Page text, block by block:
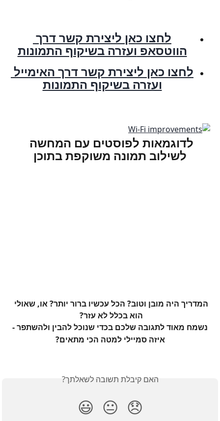
לחצו כאן ליצירת קשר דרך
הווטסאפ ועזרה בשיקוף התמונות
לחצו כאן ליצירת קשר דרך האימייל
ועזרה בשיקוף התמונות
לדוגמאות לפוסטים עם המחשה
לשילוב תמונה משוקפת בתוכן
המדריך היה מובן וטוב? הכל עכשיו ברור יותר? או, שאולי
הוא בכלל לא עזר?
נשמח מאוד לתגובה שלכם בכדי שנוכל להבין ולהשתפר -
איזה סמיילי למטה הכי מתאים?
האם קיבלת תשובה לשאלתך?
😞
😐
😃